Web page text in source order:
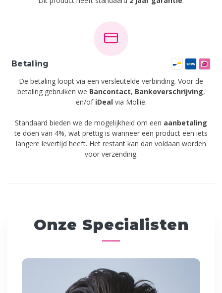
Betaling
De betaling loopt via een versleutelde verbinding. Voor de
betaling gebruiken we Bancontact, Bankoverschrijving,
en/of iDeal via Mollie.
Standaard bieden we de mogelijkheid om een aanbetaling
te doen van 4%, wat prettig is wanneer een product een iets
langere levertijd heeft. Het restant kan dan voldaan worden
voor verzending.
Onze Specialisten